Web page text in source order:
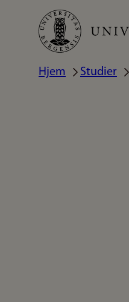
Hopp
hovedinnhold
Hjem Studier